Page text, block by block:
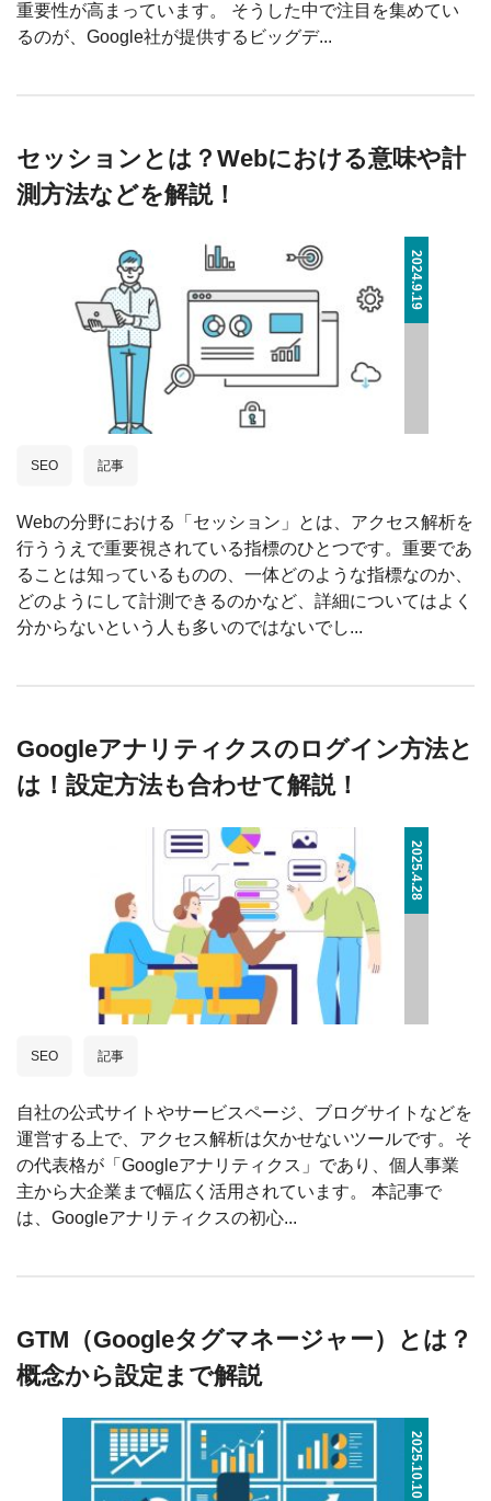
重要性が高まっています。 そうした中で注目を集めてい
るのが、Google社が提供するビッグデ...
セッションとは？Webにおける意味や計
測方法などを解説！
2024.9.19
SEO 記事
Webの分野における「セッション」とは、アクセス解析を
行ううえで重要視されている指標のひとつです。重要であ
ることは知っているものの、一体どのような指標なのか、
どのようにして計測できるのかなど、詳細についてはよく
分からないという人も多いのではないでし...
Googleアナリティクスのログイン方法と
は！設定方法も合わせて解説！
2025.4.28
SEO 記事
自社の公式サイトやサービスページ、ブログサイトなどを
運営する上で、アクセス解析は欠かせないツールです。そ
の代表格が「Googleアナリティクス」であり、個人事業
主から大企業まで幅広く活用されています。 本記事で
は、Googleアナリティクスの初心...
GTM（Googleタグマネージャー）とは？
概念から設定まで解説
2025.10.10